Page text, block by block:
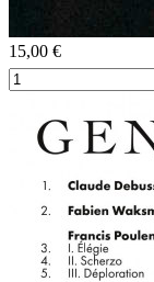
15,00 €